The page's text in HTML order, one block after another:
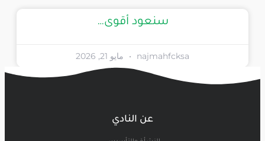
سنعود أقوى…
najmahfcksa مايو 21, 2026
عن النادي